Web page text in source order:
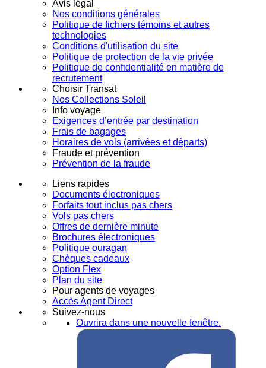
Avis légal
Nos conditions générales
Politique de fichiers témoins et autres
technologies
Conditions d'utilisation du site
Politique de protection de la vie privée
Politique de confidentialité en matière de
recrutement
Choisir Transat
Nos Collections Soleil
Info voyage
Exigences d’entrée par destination
Frais de bagages
Horaires de vols (arrivées et départs)
Fraude et prévention
Prévention de la fraude
Liens rapides
Documents électroniques
Forfaits tout inclus pas chers
Vols pas chers
Offres de dernière minute
Brochures électroniques
Politique ouragan
Chèques cadeaux
Option Flex
Plan du site
Pour agents de voyages
Accès Agent Direct
Suivez-nous
Ouvrira dans une nouvelle fenêtre.